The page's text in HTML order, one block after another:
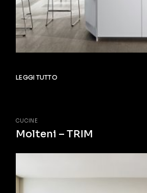
LEGGI TUTTO
CUCINE
Molteni – TRIM